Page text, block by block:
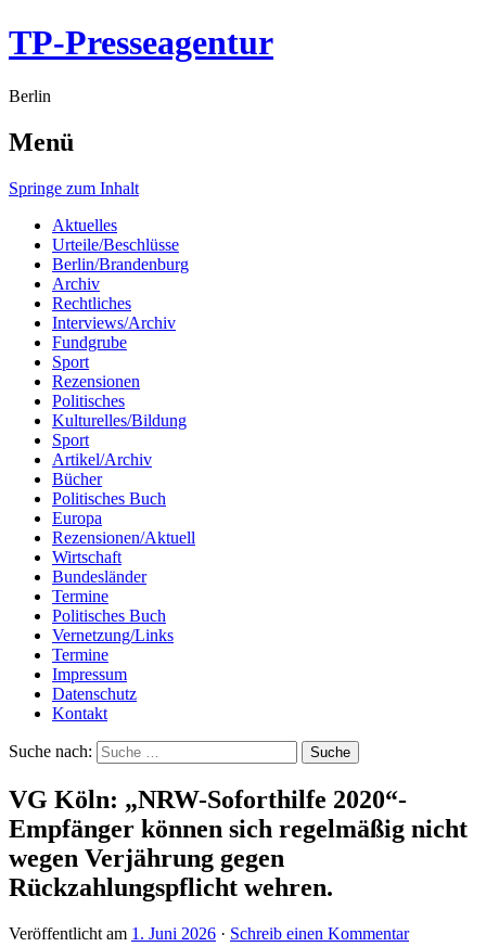
TP-Presseagentur
Berlin
Menü
Springe zum Inhalt
Aktuelles
Urteile/Beschlüsse
Berlin/Brandenburg
Archiv
Rechtliches
Interviews/Archiv
Fundgrube
Sport
Rezensionen
Politisches
Kulturelles/Bildung
Sport
Artikel/Archiv
Bücher
Politisches Buch
Europa
Rezensionen/Aktuell
Wirtschaft
Bundesländer
Termine
Politisches Buch
Vernetzung/Links
Termine
Impressum
Datenschutz
Kontakt
Suche nach:
VG Köln: „NRW-Soforthilfe 2020“-
Empfänger können sich regelmäßig nicht
wegen Verjährung gegen
Rückzahlungspflicht wehren.
Veröffentlicht am 1. Juni 2026 · Schreib einen Kommentar